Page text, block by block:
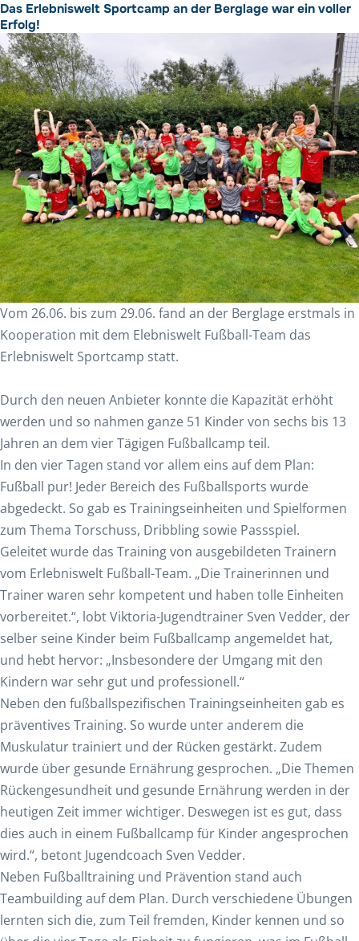
Das Erlebniswelt Sportcamp an der Berglage war ein voller
Erfolg!
Vom 26.06. bis zum 29.06. fand an der Berglage erstmals in
Kooperation mit dem Elebniswelt Fußball-Team das
Erlebniswelt Sportcamp statt.
Durch den neuen Anbieter konnte die Kapazität erhöht
werden und so nahmen ganze 51 Kinder von sechs bis 13
Jahren an dem vier Tägigen Fußballcamp teil.
In den vier Tagen stand vor allem eins auf dem Plan:
Fußball pur! Jeder Bereich des Fußballsports wurde
abgedeckt. So gab es Trainingseinheiten und Spielformen
zum Thema Torschuss, Dribbling sowie Passspiel.
Geleitet wurde das Training von ausgebildeten Trainern
vom Erlebniswelt Fußball-Team. „Die Trainerinnen und
Trainer waren sehr kompetent und haben tolle Einheiten
vorbereitet.“, lobt Viktoria-Jugendtrainer Sven Vedder, der
selber seine Kinder beim Fußballcamp angemeldet hat,
und hebt hervor: „Insbesondere der Umgang mit den
Kindern war sehr gut und professionell.“
Neben den fußballspezifischen Trainingseinheiten gab es
präventives Training. So wurde unter anderem die
Muskulatur trainiert und der Rücken gestärkt. Zudem
wurde über gesunde Ernährung gesprochen. „Die Themen
Rückengesundheit und gesunde Ernährung werden in der
heutigen Zeit immer wichtiger. Deswegen ist es gut, dass
dies auch in einem Fußballcamp für Kinder angesprochen
wird.“, betont Jugendcoach Sven Vedder.
Neben Fußballtraining und Prävention stand auch
Teambuilding auf dem Plan. Durch verschiedene Übungen
lernten sich die, zum Teil fremden, Kinder kennen und so